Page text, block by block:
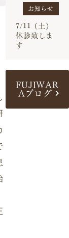
お知らせ
7/11（土）
休診致しま
す
FUJIWAR
Aブログ